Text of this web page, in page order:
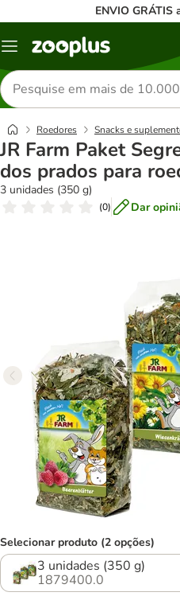
ENVIO
Menu
Pesquisar
produtos
Roedores Snacks e
JR Farm Paket
dos prados para
3 unidades (350 g)
(0) Dar
Selecionar produto (2 opções)
3 unidades (350 g)
1879400.0